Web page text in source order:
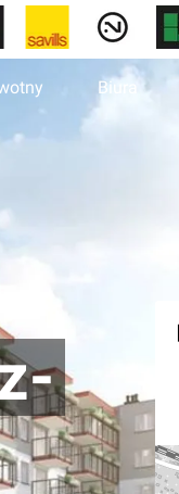
Biura